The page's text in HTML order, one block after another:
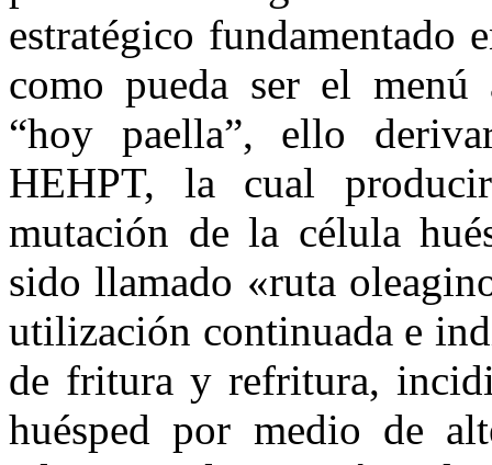
estratégico fundamentado
como pueda ser el
“hoy paella”, ello
HEHPT, la cual
mutación de la célula
sido llamado «ruta
utilización continuada e
de fritura y refritura,
huésped por medio de